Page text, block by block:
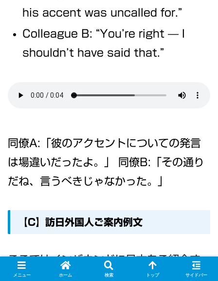
his accent was uncalled for.”
Colleague B: “You’re right — I
shouldn’t have said that.”
同僚A:「彼のアクセントについての発言
は場違いだったよ。」 同僚B:「その通り
だね、言うべきじゃなかった。」
【C】訪日外国人ご案内例文
ここではインバウンドに日本をご紹介す
る場面で今回の用語の使われ方をチェッ
メニュー ホーム 検索 トップ サイドバー